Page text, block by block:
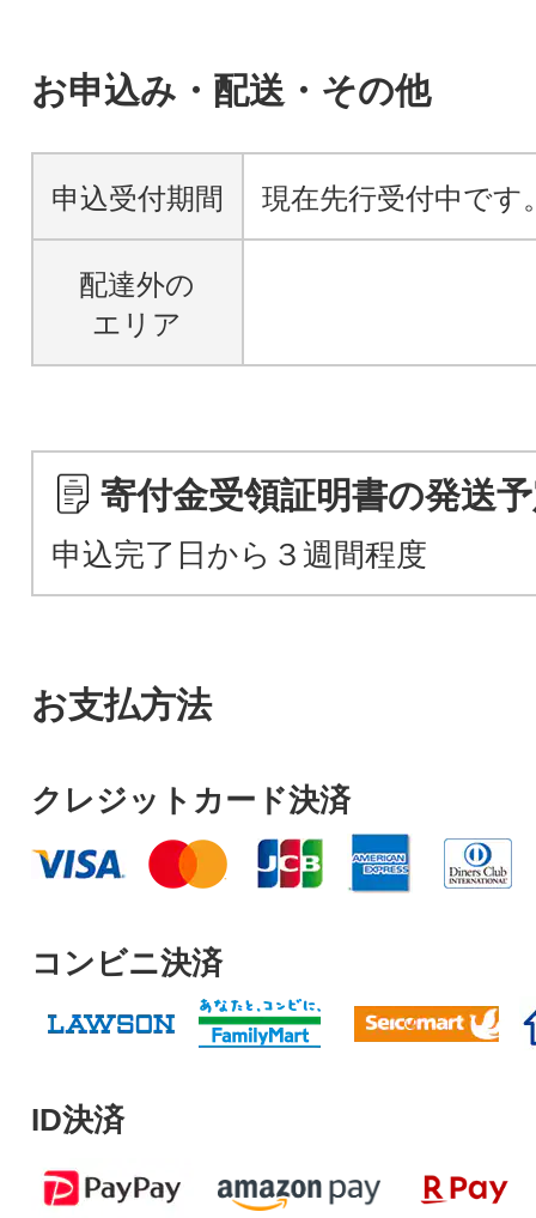
お申込み・配送・その他
申込受付期間 現在先行受付中です
配達外の
エリア
寄付金受領証明書の発送
申込完了日から３週間程度
お支払方法
クレジットカード決済
コンビニ決済
ID決済